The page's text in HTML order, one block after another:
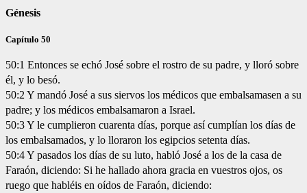
Génesis
Capítulo 50
50:1 Entonces se echó José sobre el rostro de su padre, y lloró sobre
él, y lo besó.
50:2 Y mandó José a sus siervos los médicos que embalsamasen a su
padre; y los médicos embalsamaron a Israel.
50:3 Y le cumplieron cuarenta días, porque así cumplían los días de
los embalsamados, y lo lloraron los egipcios setenta días.
50:4 Y pasados los días de su luto, habló José a los de la casa de
Faraón, diciendo: Si he hallado ahora gracia en vuestros ojos, os
ruego que habléis en oídos de Faraón, diciendo: